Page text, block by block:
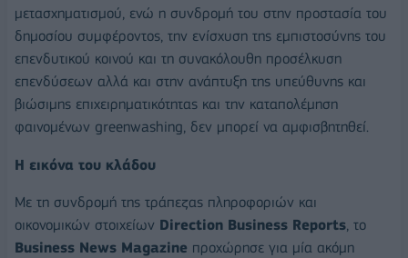
μετασχηματισμού, ενώ η συνδρομή του στην προστασία του
δημοσίου συμφέροντος, την ενίσχυση της εμπιστοσύνης του
επενδυτικού κοινού και τη συνακόλουθη προσέλκυση
επενδύσεων αλλά και στην ανάπτυξη της υπεύθυνης και
βιώσιμης επιχειρηματικότητας και την καταπολέμηση
φαινομένων greenwashing, δεν μπορεί να αμφισβητηθεί.
Η εικόνα του κλάδου
Με τη συνδρομή της τράπεζας πληροφοριών και
οικονομικών στοιχείων Direction Business Reports, το
Business News Μagazine προχώρησε για μία ακόμη